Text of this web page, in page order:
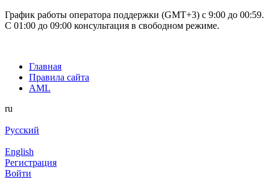
График работы оператора поддержки (GMT+3) c 9:00 до 00:59.
С 01:00 до 09:00 консультация в свободном режиме.
Главная
Правила сайта
AML
ru
Русский
English
Регистрация
Войти